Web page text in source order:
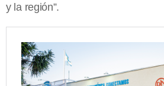
y la región”.